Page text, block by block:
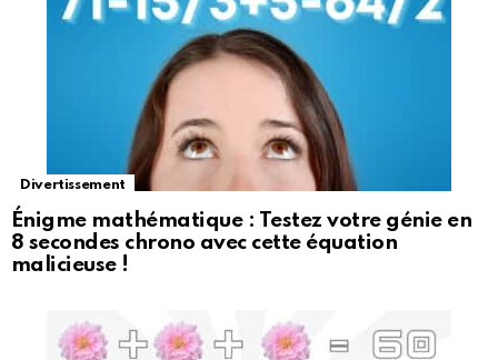
Divertissement
Énigme mathématique : Testez votre génie en
8 secondes chrono avec cette équation
malicieuse !